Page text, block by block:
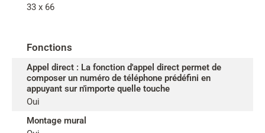
33 x 66
Fonctions
Appel direct : La fonction d'appel direct permet de
composer un numéro de téléphone prédéfini en
appuyant sur n'importe quelle touche
Oui
Montage mural